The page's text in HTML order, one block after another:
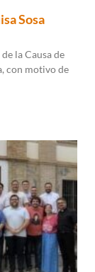
Sosa
la Causa de
con motivo de